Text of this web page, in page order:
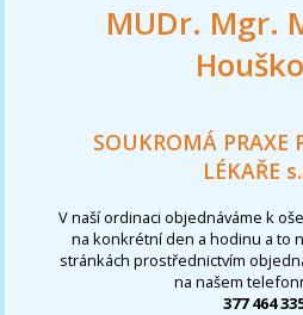
MUDr. Mgr.
SOUKROMÁ PRAXE
LÉKAŘE
V naší ordinaci objednáváme k
na konkrétní den a hodinu a to
stránkách prostřednictvím
na našem
377 464